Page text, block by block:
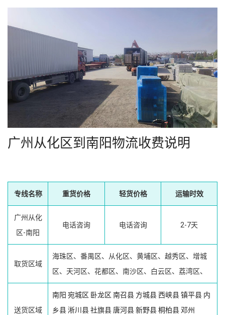
广州从化区到南阳物流收费说明
专线名称 重货价格 轻货价格 运输时效
广州从化
区-南阳
电话咨询 电话咨询 2-7天
取货区域
海珠区、番禺区、从化区、黄埔区、越秀区、增城
区、天河区、花都区、南沙区、白云区、荔湾区、
送货区域
南阳 宛城区 卧龙区 南召县 方城县西峡县镇平县 内
乡县淅川县社旗县 唐河县新野县桐柏县邓州